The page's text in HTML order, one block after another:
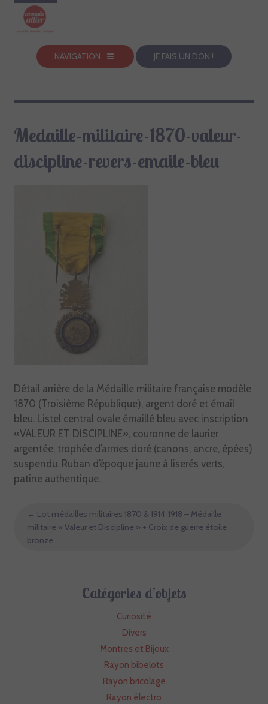
NAVIGATION JE FAIS UN DON !
Medaille-militaire-1870-valeur-
discipline-revers-emaile-bleu
Détail arrière de la Médaille militaire française modèle
1870 (Troisième République), argent doré et émail
bleu. Listel central ovale émaillé bleu avec inscription
«VALEUR ET DISCIPLINE», couronne de laurier
argentée, trophée d’armes doré (canons, ancre, épées)
suspendu. Ruban d’époque jaune à liserés verts,
patine authentique.
← Lot médailles militaires 1870 & 1914‑1918 – Médaille
militaire « Valeur et Discipline » + Croix de guerre étoile
bronze
Catégories d’objets
Curiosité
Divers
Montres et Bijoux
Rayon bibelots
Rayon bricolage
Rayon électro